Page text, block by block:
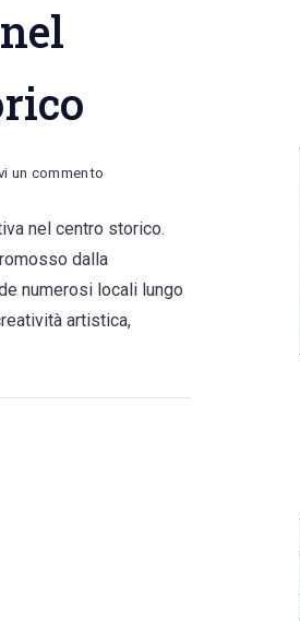
un commento
Queer,
uno
e
nel centro storico.
dalla
numerosi locali lungo
artistica,